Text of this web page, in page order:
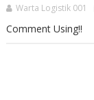
Warta Logistik 001
Comment Using!!